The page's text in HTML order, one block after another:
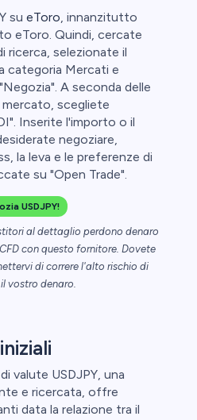
su eToro, innanzitutto
eToro. Quindi, cercate
ricerca, selezionate il
categoria Mercati e
A seconda delle
scegliete
Inserite l'importo o il
negoziare,
la leva e le preferenze di
su "Open Trade".
USDJPY!
al dettaglio perdono denaro
con questo fornitore. Dovete
di correre l'alto rischio di
vostro denaro.
valute USDJPY, una
e ricercata, offre
data la relazione tra il